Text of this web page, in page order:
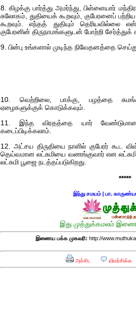
8. கிழக்கு பார்த்து அமர்ந்து, பிள்ளையார்
சுலோகம், துதியைக் கூறவும், குபேரனைப்
கூறவும். எந்தத் துதியும் தெரியவில்லை
குபேரனின் திருநாமங்களுடன் போற்றி
9. பின்பு உங்களால் முடிந்த நிவேதனத்தை
10. வெற்றிலை, பாக்கு, பழத்தை
ஏழைகளுக்குக் கொடுக்கவும்.
11. இந்த விரதத்தை யார்
கடைப்பிடிக்கலாம்.
12. அட்சய திருதியை நாளில் குபேரர் கூட
தெய்வமான லட்சுமியை வணங்குவார் என லட்சுமி
லட்சுமி பூஜை நடத்தப்படுகிறது.
*****
இந்து சமயம் | பா.
இது முத்துக்கமலம்
இணைய பக்க முகவரி: http://
அச்சிட விமர்சிக்க